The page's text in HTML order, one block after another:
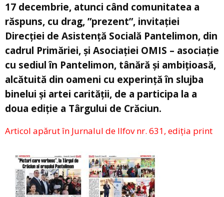
17 decembrie, atunci când comunitatea a
răspuns, cu drag, ”prezent”, invitației
Direcției de Asistență Socială Pantelimon, din
cadrul Primăriei, și Asociației OMIS – asociaţie
cu sediul în Pantelimon, tânără şi ambiţioasă,
alcătuită din oameni cu experinţă în slujba
binelui și artei carității, de a participa la a
doua ediție a Târgului de Crăciun.
Articol apărut în Jurnalul de Ilfov nr. 631, ediția print